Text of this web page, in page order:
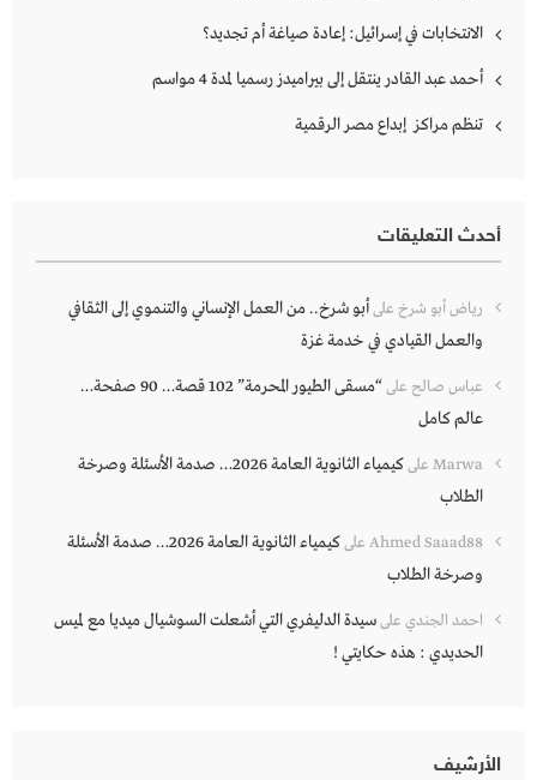
الانتخابات في إسرائيل: إعادة صياغة أم تجديد؟
أحمد عبد القادر ينتقل إلى بيراميدز رسميا لمدة 4 مواسم
تنظم مراكز إبداع مصر الرقمية
أحدث التعليقات
رياض أبو شرخ علىأبو شرخ.. من العمل الإنساني والتنموي إلى الثقافي
والعمل القيادي في خدمة غزة
عباس صالح على
“مسقى الطيور المحرمة” 102 قصة… 90 صفحة…
عالم كامل
Marwa على
كيمياء الثانوية العامة 2026… صدمة الأسئلة وصرخة
الطلاب
Ahmed Saaad88 على
كيمياء الثانوية العامة 2026… صدمة الأسئلة
وصرخة الطلاب
احمد الجندي علىسيدة الدليفري التي أشعلت السوشيال ميديا مع لميس
الحديدي : هذه حكايتي !
الأرشيف